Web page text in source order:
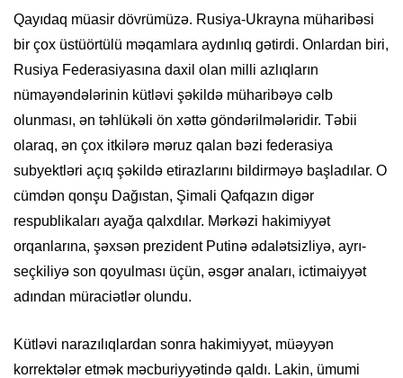
Qayıdaq müasir dövrümüzə. Rusiya-Ukrayna müharibəsi
bir çox üstüörtülü məqamlara aydınlıq gətirdi. Onlardan biri,
Rusiya Federasiyasına daxil olan milli azlıqların
nümayəndələrinin kütləvi şəkildə müharibəyə cəlb
olunması, ən təhlükəli ön xəttə göndərilmələridir. Təbii
olaraq, ən çox itkilərə məruz qalan bəzi federasiya
subyektləri açıq şəkildə etirazlarını bildirməyə başladılar. O
cümdən qonşu Dağıstan, Şimali Qafqazın digər
respublikaları ayağa qalxdılar. Mərkəzi hakimiyyət
orqanlarına, şəxsən prezident Putinə ədalətsizliyə, ayrı-
seçkiliyə son qoyulması üçün, əsgər anaları, ictimaiyyət
adından müraciətlər olundu.
Kütləvi narazılıqlardan sonra hakimiyyət, müəyyən
korrektələr etmək məcburiyyətində qaldı. Lakin, ümumi